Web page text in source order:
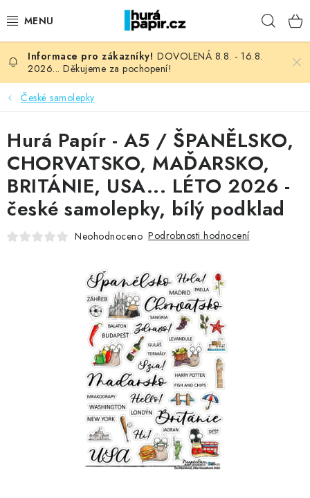
na
NOVINKY
HURÁ DÍLNA
VŠECHNO ZBOŽÍ
KNIHAŘSKÝ MATERIÁL
KURZY NATY LYSAK
OBLÍBENÉ ♥️
MOJE OBJEDNÁVKA
Kontakty Moje objednávka
Oblíbené ♥️
Hodnocení obchodu
Obchodní podmínky
Podmínky ochrany osobních údajů
Ověřování recenzí
DOVOLENÁ 8.8. - 16.8.
2026... Děkujeme za pochopení!
České samolepky
Hurá Papír - A5 / ŠPANĚLSKO,
CHORVATSKO, MAĎARSKO,
BRITÁNIE, USA... LÉTO 2026 -
české samolepky, bílý podklad
Neohodnoceno Podrobnosti hodnocení